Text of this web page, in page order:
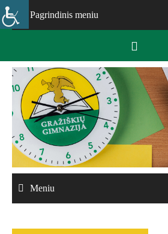
Skip
to
Pagrindinis meniu
Meniu